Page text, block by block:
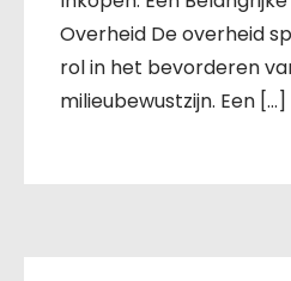
Overheid De overheid
rol in het bevorderen
milieubewustzijn. Een […]